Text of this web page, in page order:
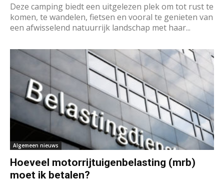
Deze camping biedt een uitgelezen plek om tot rust te
komen, te wandelen, fietsen en vooral te genieten van
een afwisselend natuurrijk landschap met haar...
Algemeen nieuws
Hoeveel motorrijtuigenbelasting (mrb)
moet ik betalen?